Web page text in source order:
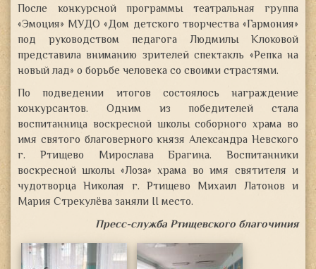
После конкурсной программы театральная группа
«Эмоция» МУДО «Дом детского творчества «Гармония»
под руководством педагога Людмилы Клоковой
представила вниманию зрителей спектакль «Репка на
новый лад» о борьбе человека со своими страстями.
По подведении итогов состоялось награждение
конкурсантов. Одним из победителей стала
воспитанница воскресной школы соборного храма во
имя святого благоверного князя Александра Невского
г. Ртищево Мирослава Брагина. Воспитанники
воскресной школы «Лоза» храма во имя святителя и
чудотворца Николая г. Ртищево Михаил Латонов и
Мария Стрекулёва заняли II место.
Пресс-служба Ртищевского благочиния